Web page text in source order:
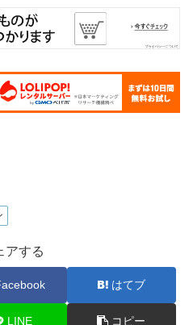
アする
はてブ
LINE コピー